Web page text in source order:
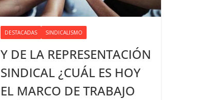
DESTACADAS SINDICALISMO
Y DE LA REPRESENTACIÓN
SINDICAL ¿CUÁL ES HOY
EL MARCO DE TRABAJO